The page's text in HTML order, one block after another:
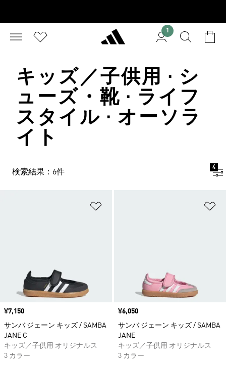
1
キッズ／子供用 · シ
ューズ・靴 · ライフ
スタイル · オーソラ
イト
検索結果：6件
4
価格
¥7,150
サンバ ジェーン キッズ / SAMBA
JANE C
キッズ／子供用 オリジナルス
3 カラー
価格
¥6,050
サンバ ジェーン キッズ / SAMBA
JANE
キッズ／子供用 オリジナルス
3 カラー